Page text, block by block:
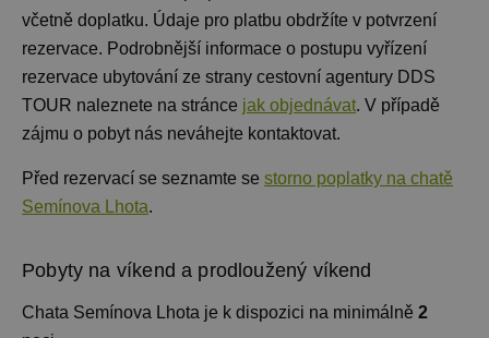
včetně doplatku. Údaje pro platbu obdržíte v potvrzení
rezervace. Podrobnější informace o postupu vyřízení
rezervace ubytování ze strany cestovní agentury DDS
TOUR naleznete na stránce jak objednávat. V případě
zájmu o pobyt nás neváhejte kontaktovat.
Před rezervací se seznamte se storno poplatky na chatě
Semínova Lhota.
Pobyty na víkend a prodloužený víkend
Chata Semínova Lhota je k dispozici na minimálně 2